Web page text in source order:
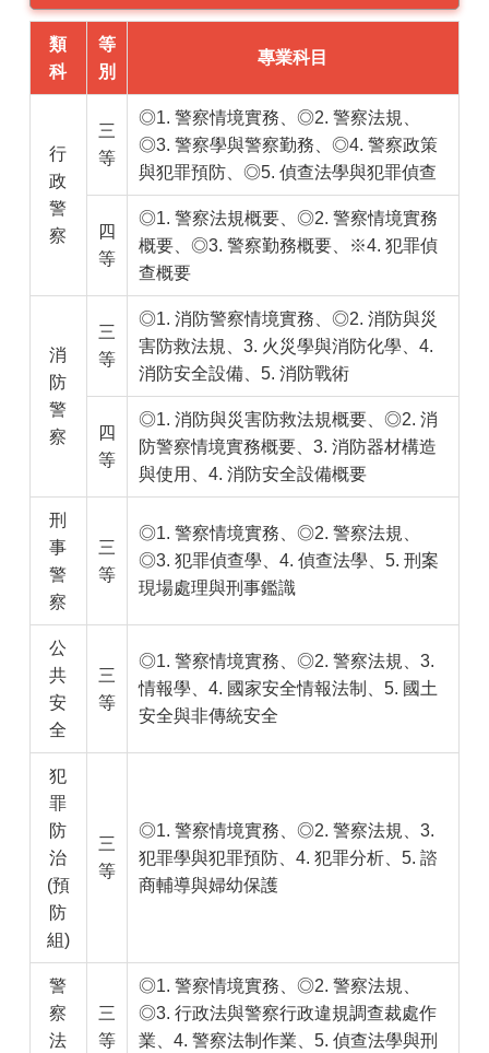
類
科
等
別
專業科目
行
政
警
察
三
等
◎1. 警察情境實務、◎2. 警察法規、
◎3. 警察學與警察勤務、◎4. 警察政策
與犯罪預防、◎5. 偵查法學與犯罪偵查
四
等
◎1. 警察法規概要、◎2. 警察情境實務
概要、◎3. 警察勤務概要、※4. 犯罪偵
查概要
消
防
警
察
三
等
◎1. 消防警察情境實務、◎2. 消防與災
害防救法規、3. 火災學與消防化學、4.
消防安全設備、5. 消防戰術
四
等
◎1. 消防與災害防救法規概要、◎2. 消
防警察情境實務概要、3. 消防器材構造
與使用、4. 消防安全設備概要
刑
事
警
察
三
等
◎1. 警察情境實務、◎2. 警察法規、
◎3. 犯罪偵查學、4. 偵查法學、5. 刑案
現場處理與刑事鑑識
公
共
安
全
三
等
◎1. 警察情境實務、◎2. 警察法規、3.
情報學、4. 國家安全情報法制、5. 國土
安全與非傳統安全
犯
罪
防
治
(預
防
組)
三
等
◎1. 警察情境實務、◎2. 警察法規、3.
犯罪學與犯罪預防、4. 犯罪分析、5. 諮
商輔導與婦幼保護
警
察
法
三
等
◎1. 警察情境實務、◎2. 警察法規、
◎3. 行政法與警察行政違規調查裁處作
業、4. 警察法制作業、5. 偵查法學與刑